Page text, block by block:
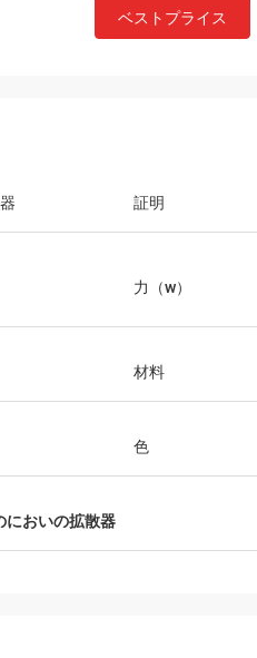
ベストプライス
証明
力（w）
材料
色
においの拡散器